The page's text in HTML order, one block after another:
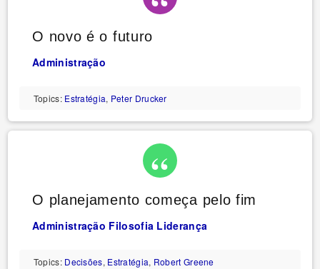
O novo é o futuro
Administração
Topics: Estratégia, Peter Drucker
O planejamento começa pelo fim
Administração Filosofia Liderança
Topics: Decisões, Estratégia, Robert Greene